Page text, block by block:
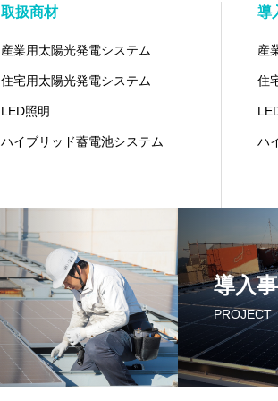
取扱商材
産業用太陽光発電システム
住宅用太陽光発電システム
LED照明
ハイブリッド蓄電池システム
導
産
住
ハ
導入
PROJECT